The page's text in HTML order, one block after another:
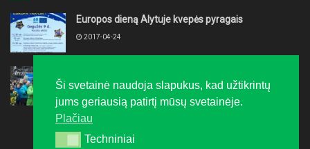
Europos dieną Alytuje kvepės pyragais
2017-04-24
2016-02-08
Ši svetainė naudoja slapukus, kad užtikrintų
jums geriausią patirtį mūsų svetainėje.
Plačiau
Techniniai
Techniniai